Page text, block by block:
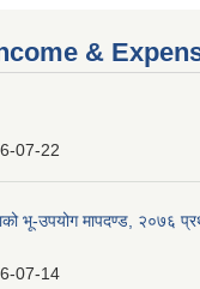
&
07-22
भू-उपयोग मापदण्ड, २०७६
07-14